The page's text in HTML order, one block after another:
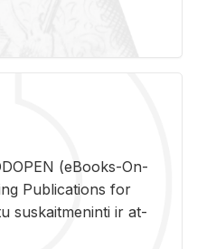
(eBo­oks-On-
Pub­li­ca­tions for
su­skait­me­nin­ti ir at­